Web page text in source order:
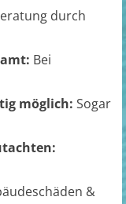
durch
Bei
möglich: Sogar
&